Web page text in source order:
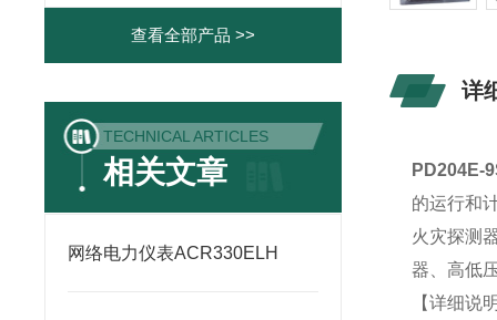
查看全部产品 >>
TECHNICAL ARTICLES
相关文章
网络电力仪表ACR330ELH
详
PD204E-
的运行和
火灾探测
器、高低
【详细说